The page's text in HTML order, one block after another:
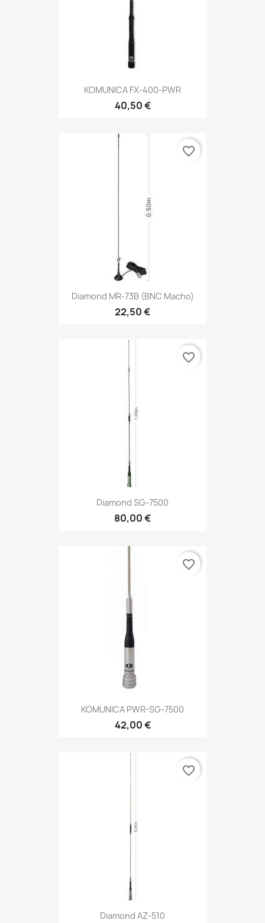
KOMUNICA FX-400-PWR
40,50 €
Diamond MR-73B (BNC Macho)
22,50 €
favorite_border
Diamond SG-7500
80,00 €
favorite_border
KOMUNICA PWR-SG-7500
42,00 €
favorite_border
Diamond AZ-510
favorite_border